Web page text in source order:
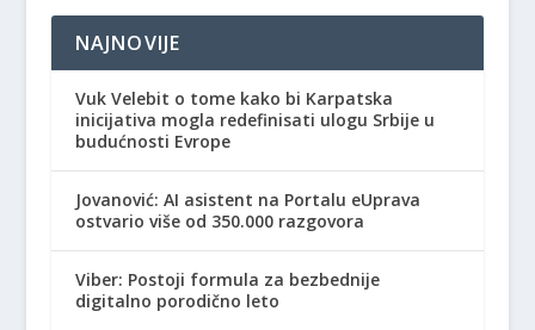
NAJNOVIJE
Vuk Velebit o tome kako bi Karpatska
inicijativa mogla redefinisati ulogu Srbije u
budućnosti Evrope
Jovanović: AI asistent na Portalu eUprava
ostvario više od 350.000 razgovora
Viber: Postoji formula za bezbednije
digitalno porodično leto